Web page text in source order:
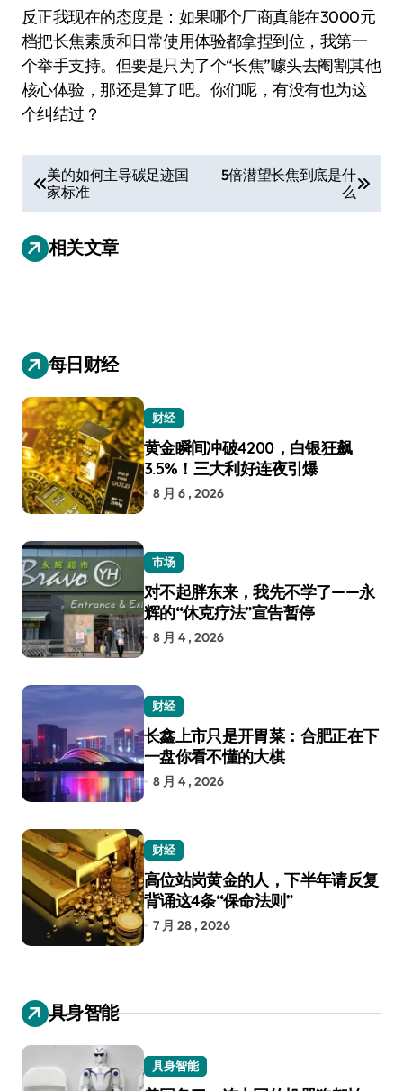
反正我现在的态度是：如果哪个厂商真能在3000元
档把长焦素质和日常使用体验都拿捏到位，我第一
个举手支持。但要是只为了个“长焦”噱头去阉割其他
核心体验，那还是算了吧。你们呢，有没有也为这
个纠结过？
章
导
航
美的如何主导碳足迹国
家标准
5倍潜望长焦到底是什
么
相关文章
每日财经
财经
黄金瞬间冲破4200，白银狂飙
3.5%！三大利好连夜引爆
8 月 6 , 2026
市场
对不起胖东来，我先不学了——永
辉的“休克疗法”宣告暂停
8 月 4 , 2026
财经
长鑫上市只是开胃菜：合肥正在下
一盘你看不懂的大棋
8 月 4 , 2026
财经
高位站岗黄金的人，下半年请反复
背诵这4条“保命法则”
7 月 28 , 2026
具身智能
具身智能